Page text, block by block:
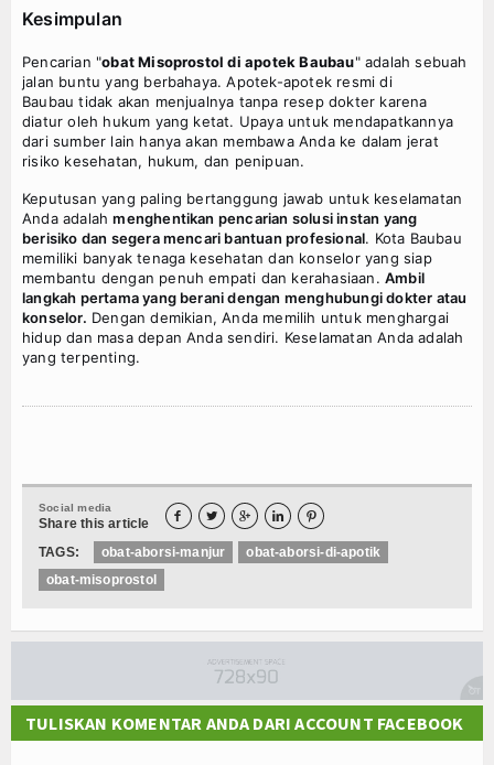
Kesimpulan
Pencarian "obat Misoprostol di apotekBaubau" adalah sebuah
jalan buntu yang berbahaya. Apotek-apotek resmi di
Baubau tidak akan menjualnya tanpa resep dokter karena
diatur oleh hukum yang ketat. Upaya untuk mendapatkannya
dari sumber lain hanya akan membawa Anda ke dalam jerat
risiko kesehatan, hukum, dan penipuan.
Keputusan yang paling bertanggung jawab untuk keselamatan
Anda adalahmenghentikan pencarian solusi instan yang
berisiko dan segera mencari bantuan profesional. Kota Baubau
memiliki banyak tenaga kesehatan dan konselor yang siap
membantu dengan penuh empati dan kerahasiaan. Ambil
langkah pertama yang berani dengan menghubungi dokter atau
konselor. Dengan demikian, Anda memilih untuk menghargai
hidup dan masa depan Anda sendiri. Keselamatan Anda adalah
yang terpenting.
Social media
Share this article     
TAGS: obat-aborsi-manjur
obat-aborsi-di-apotik
obat-misoprostol
TULISKAN KOMENTAR ANDA DARI ACCOUNT FACEBOOK